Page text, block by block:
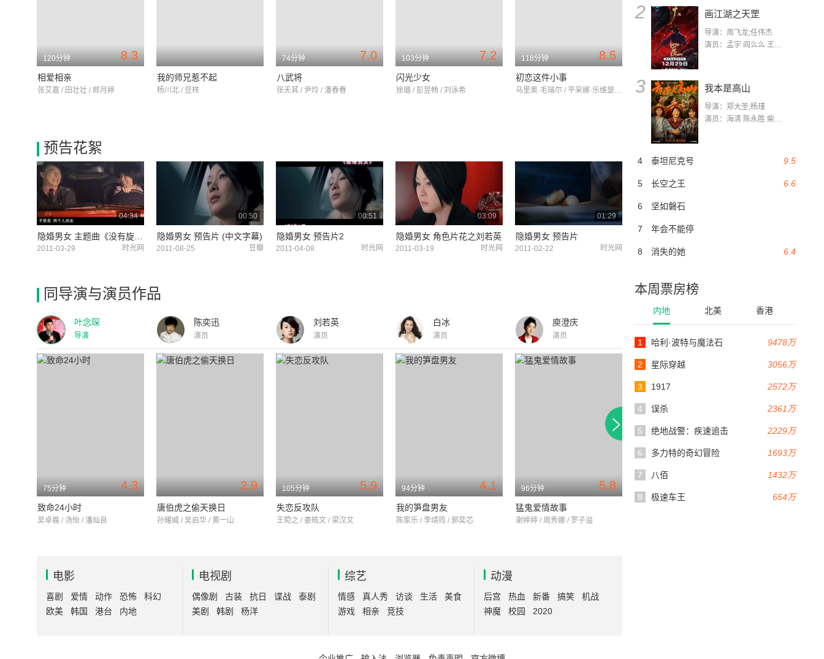
2 画江湖之天罡
导演：周飞龙;任伟杰
演员：孟宇 阎么么 王凯 郭政建 阎萌萌 杨默 高枫 齐斯伽 刘芊含 马程
3 我本是高山
导演：郑大圣;杨瑾
演员：海清 陈永胜 柴烨 王玥婷 万国鹏 美朵达瓦 赵瑞婷 罗解艳 郭莉娜 潘家艳
9.5
4 泰坦尼克号
6.6
5 长空之王
6 坚如磐石
7 年会不能停
6.4
8 消失的她
本周票房榜
内地 北美 香港
9478万
1 哈利·波特与魔法石
3056万
2 星际穿越
2572万
3 1917
2361万
4 误杀
2229万
5 绝地战警：疾速追击
1693万
6 多力特的奇幻冒险
1432万
7 八佰
654万
8 极速车王
8.3
120分钟
相爱相亲
张艾嘉 / 田壮壮 / 郎月婷
我的师兄惹不起
杨川北 / 豆梓
7.0
74分钟
八武将
张天其 / 尹玲 / 潘春春
7.2
103分钟
闪光少女
徐璐 / 彭昱畅 / 刘泳希
8.5
118分钟
初恋这件小事
马里奥·毛瑞尔 / 平采娜·乐维瑟派布恩 / 阿查拉那·阿瑞亚卫考
预告花絮
04:34
2011-03-29 时光网
00:50
隐婚男女 预告片 (中文字幕)
2011-08-25 豆瓣
00:51
隐婚男女 预告片2
2011-04-08 时光网
03:09
隐婚男女 角色片花之刘若英
2011-03-19 时光网
01:29
隐婚男女 预告片
2011-02-22 时光网
同导演与演员作品
叶念琛
导演
陈奕迅
演员
刘若英
演员
白冰
演员
庾澄庆
演员
4.3
75分钟
致命24小时
吴卓羲 / 汤怡 / 潘灿良
2.9
唐伯虎之偷天换日
孙耀威 / 吴启华 / 黄一山
5.9
105分钟
失恋反攻队
王菀之 / 姜皓文 / 梁汉文
4.1
94分钟
我的笋盘男友
陈家乐 / 李靖筠 / 郭奕芯
5.8
96分钟
猛鬼爱情故事
谢婷婷 / 周秀娜 / 罗子溢
电影
喜剧 爱情 动作 恐怖
科幻
欧美
韩国 港台 内地
电视剧
偶像剧 古装 抗日 谍战
泰剧
美剧
韩剧 杨洋
综艺
情感 真人秀 访谈 生活
美食
游戏
相亲 竞技
动漫
后宫 热血 新番 搞笑
机战
神魔
校园 2020